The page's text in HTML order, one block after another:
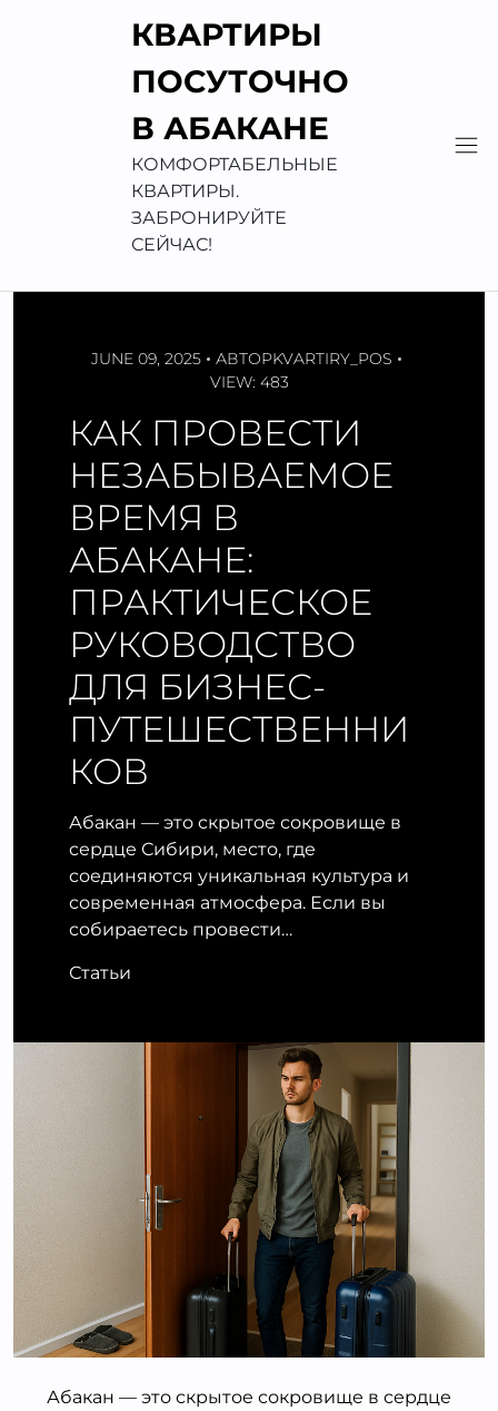
КВАРТИРЫ
ПОСУТОЧНО
В АБАКАНЕ
КОМФОРТАБЕЛЬНЫЕ
КВАРТИРЫ.
ЗАБРОНИРУЙТЕ
СЕЙЧАС!
JUNE 09, 2025 АВТОРKVARTIRY_POS
VIEW: 483
КАК ПРОВЕСТИ
НЕЗАБЫВАЕМОЕ
ВРЕМЯ В
АБАКАНЕ:
ПРАКТИЧЕСКОЕ
РУКОВОДСТВО
ДЛЯ БИЗНЕС-
ПУТЕШЕСТВЕННИ
КОВ
Абакан — это скрытое сокровище в
сердце Сибири, место, где
соединяются уникальная культура и
современная атмосфера. Если вы
собираетесь провести…
Статьи
Абакан — это скрытое сокровище в сердце